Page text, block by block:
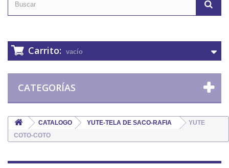
Carrito: vacío
CATEGORÍAS
CATALOGO YUTE-TELA DE SACO-RAFIA
YUTE
COTO-COTO